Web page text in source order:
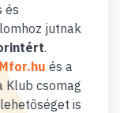
és
jutnak
.
Mfor.hu és a
Klub csomag
is